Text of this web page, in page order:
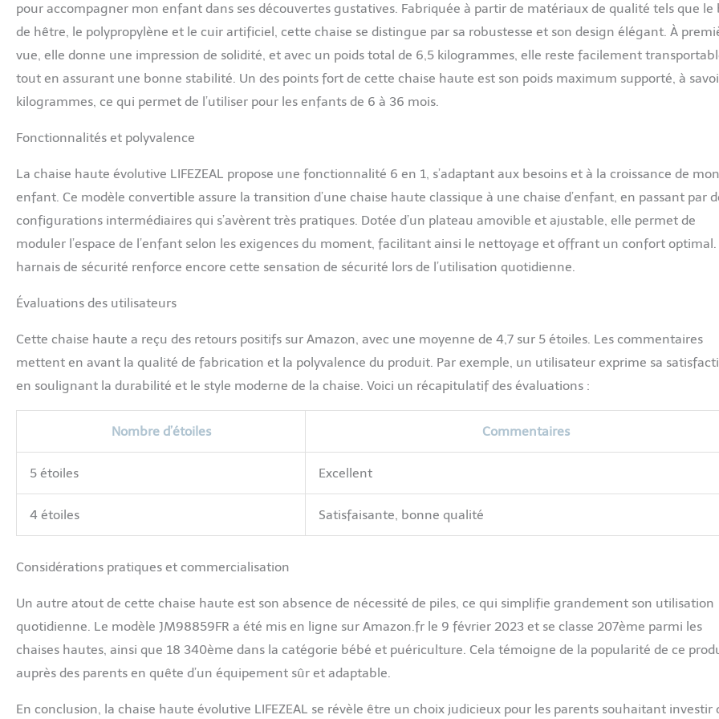
imperméable de haute qualité, souple et durable, offrant à votre bébé une
expérience sûre et confortable pendant les repas et les jeux, pour une utilisation
en toute tranquillité. 【Facile à nettoyer】Le plateau est fabriqué en PP de qualité
alimentaire et passe au lave-vaisselle pour un nettoyage facile. Ce coussin est
également fabriqué dans un matériau imperméable, très facile à entretenir.Le
nettoyage ne vous prendra pas beaucoup de temps.
pour accompagner mon enfant dans ses découvertes gustatives. Fabriquée à partir de matériaux de qualité tels que le
de hêtre, le polypropylène et le cuir artificiel, cette chaise se distingue par sa robustesse et son design élégant. À
vue, elle donne une impression de solidité, et avec un poids total de 6,5 kilogrammes, elle reste facilement
tout en assurant une bonne stabilité. Un des points fort de cette chaise haute est son poids maximum supporté, à
kilogrammes, ce qui permet de l’utiliser pour les enfants de 6 à 36 mois.
Fonctionnalités et polyvalence
La chaise haute évolutive LIFEZEAL propose une fonctionnalité 6 en 1, s’adaptant aux besoins et à la croissance de mon
enfant. Ce modèle convertible assure la transition d’une chaise haute classique à une chaise d’enfant, en passant par
configurations intermédiaires qui s’avèrent très pratiques. Dotée d’un plateau amovible et ajustable, elle permet de
moduler l’espace de l’enfant selon les exigences du moment, facilitant ainsi le nettoyage et offrant un confort optimal.
harnais de sécurité renforce encore cette sensation de sécurité lors de l’utilisation quotidienne.
Évaluations des utilisateurs
Cette chaise haute a reçu des retours positifs sur Amazon, avec une moyenne de 4,7 sur 5 étoiles. Les commentaires
mettent en avant la qualité de fabrication et la polyvalence du produit. Par exemple, un utilisateur exprime sa
en soulignant la durabilité et le style moderne de la chaise. Voici un récapitulatif des évaluations :
Nombre d’étoiles Commentaires
5 étoiles Excellent
4 étoiles Satisfaisante, bonne qualité
Considérations pratiques et commercialisation
Un autre atout de cette chaise haute est son absence de nécessité de piles, ce qui simplifie grandement son utilisation
quotidienne. Le modèle JM98859FR a été mis en ligne sur Amazon.fr le 9 février 2023 et se classe 207ème parmi les
chaises hautes, ainsi que 18 340ème dans la catégorie bébé et puériculture. Cela témoigne de la popularité de ce
auprès des parents en quête d’un équipement sûr et adaptable.
En conclusion, la chaise haute évolutive LIFEZEAL se révèle être un choix judicieux pour les parents souhaitant investir